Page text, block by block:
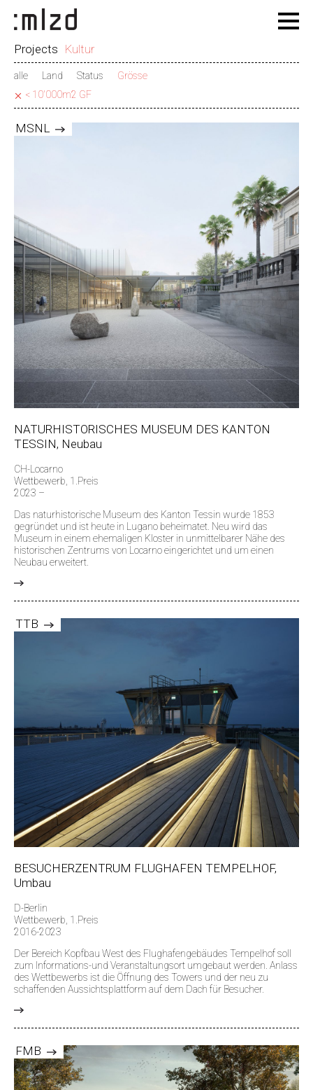
Projects Kultur
alle Land Status
Grösse
< 10'000m2 GF
MSNL
NATURHISTORISCHES MUSEUM DES KANTON
TESSIN, Neubau
CH-Locarno
Wettbewerb, 1.Preis
2023 –
Das naturhistorische Museum des Kanton Tessin wurde 1853
gegründet und ist heute in Lugano beheimatet. Neu wird das
Museum in einem ehemaligen Kloster in unmittelbarer Nähe des
historischen Zentrums von Locarno eingerichtet und um einen
Neubau erweitert.
TTB
BESUCHERZENTRUM FLUGHAFEN TEMPELHOF,
Umbau
D-Berlin
Wettbewerb, 1.Preis
2016-2023
Der Bereich Kopfbau West des Flughafengebäudes Tempelhof soll
zum Informations-und Veranstaltungsort umgebaut werden. Anlass
des Wettbewerbs ist die Öffnung des Towers und der neu zu
schaffenden Aussichtsplattform auf dem Dach für Besucher.
FMB